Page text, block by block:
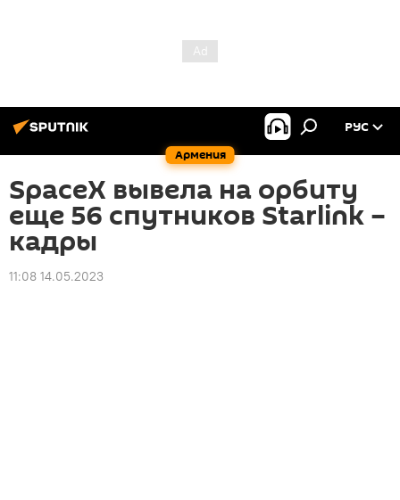
Армения
РУС
SpaceX вывела на орбиту
еще 56 спутников Starlink –
кадры
11:08 14.05.2023